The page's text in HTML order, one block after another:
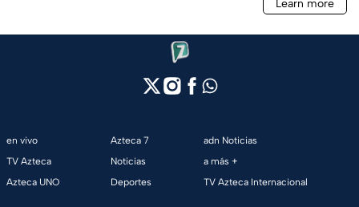
en vivo
TV Azteca
Azteca UNO
Azteca 7
Noticias
Deportes
adn Noticias
a más +
TV Azteca Internacional